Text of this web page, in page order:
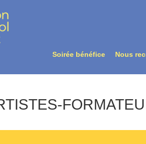
Soirée bénéfice Nous